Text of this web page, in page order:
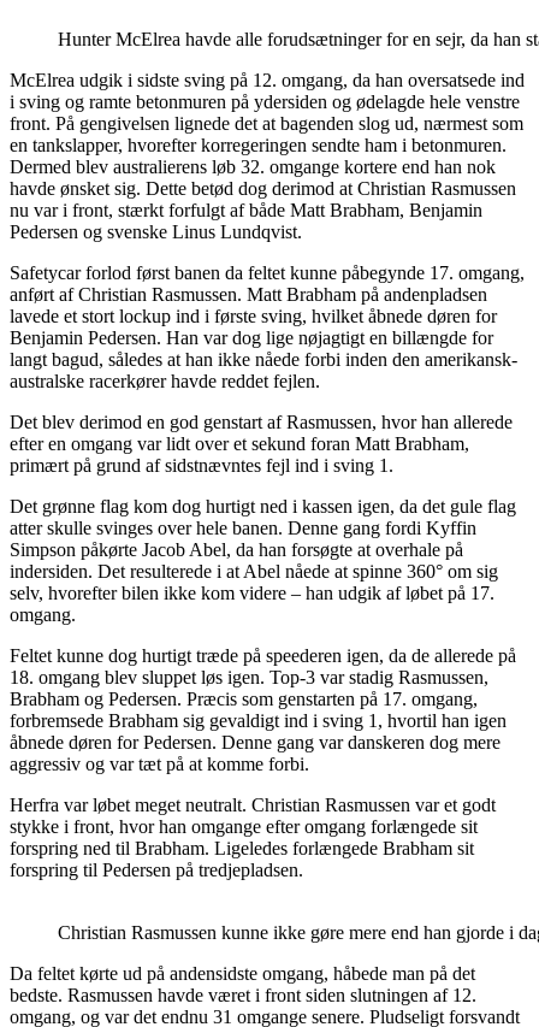
Hunter McElrea havde alle forudsætninger for en sejr, da han
McElrea udgik i sidste sving på 12. omgang, da han oversatsede ind
i sving og ramte betonmuren på ydersiden og ødelagde hele venstre
front. På gengivelsen lignede det at bagenden slog ud, nærmest som
en tankslapper, hvorefter korregeringen sendte ham i betonmuren.
Dermed blev australierens løb 32. omgange kortere end han nok
havde ønsket sig. Dette betød dog derimod at Christian Rasmussen
nu var i front, stærkt forfulgt af både Matt Brabham, Benjamin
Pedersen og svenske Linus Lundqvist.
Safetycar forlod først banen da feltet kunne påbegynde 17. omgang,
anført af Christian Rasmussen. Matt Brabham på andenpladsen
lavede et stort lockup ind i første sving, hvilket åbnede døren for
Benjamin Pedersen. Han var dog lige nøjagtigt en billængde for
langt bagud, således at han ikke nåede forbi inden den amerikansk-
australske racerkører havde reddet fejlen.
Det blev derimod en god genstart af Rasmussen, hvor han allerede
efter en omgang var lidt over et sekund foran Matt Brabham,
primært på grund af sidstnævntes fejl ind i sving 1.
Det grønne flag kom dog hurtigt ned i kassen igen, da det gule flag
atter skulle svinges over hele banen. Denne gang fordi Kyffin
Simpson påkørte Jacob Abel, da han forsøgte at overhale på
indersiden. Det resulterede i at Abel nåede at spinne 360° om sig
selv, hvorefter bilen ikke kom videre – han udgik af løbet på 17.
omgang.
Feltet kunne dog hurtigt træde på speederen igen, da de allerede på
18. omgang blev sluppet løs igen. Top-3 var stadig Rasmussen,
Brabham og Pedersen. Præcis som genstarten på 17. omgang,
forbremsede Brabham sig gevaldigt ind i sving 1, hvortil han igen
åbnede døren for Pedersen. Denne gang var danskeren dog mere
aggressiv og var tæt på at komme forbi.
Herfra var løbet meget neutralt. Christian Rasmussen var et godt
stykke i front, hvor han omgange efter omgang forlængede sit
forspring ned til Brabham. Ligeledes forlængede Brabham sit
forspring til Pedersen på tredjepladsen.
Christian Rasmussen kunne ikke gøre mere end han gjorde i
Da feltet kørte ud på andensidste omgang, håbede man på det
bedste. Rasmussen havde været i front siden slutningen af 12.
omgang, og var det endnu 31 omgange senere. Pludseligt forsvandt